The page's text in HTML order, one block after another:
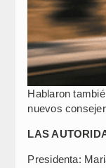
Hablaron
nuevos
LAS
Presidenta: